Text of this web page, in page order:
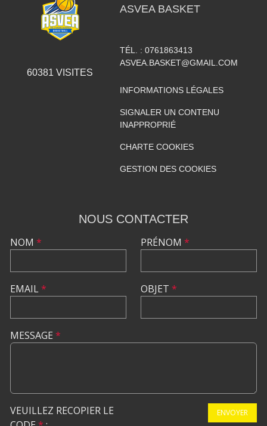
60381 VISITES
ASVEA BASKET
TÉL. : 0761863413
ASVEA.BASKET@GMAIL.COM
INFORMATIONS LÉGALES
SIGNALER UN CONTENU
INAPPROPRIÉ
CHARTE COOKIES
GESTION DES COOKIES
NOUS CONTACTER
NOM *
EMAIL*
PRÉNOM *
OBJET *
MESSAGE *
VEUILLEZ RECOPIER LE
ENVOYER